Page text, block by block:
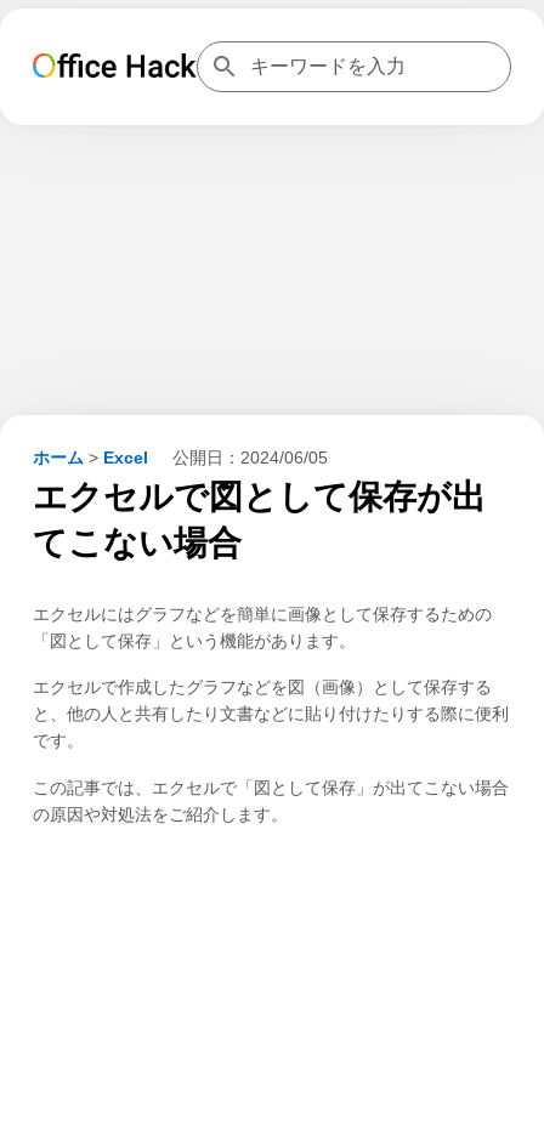
ホーム > Excel 公開日： 2024/06/05
エクセルで図として保存が出
てこない場合
エクセルにはグラフなどを簡単に画像として保存するための
「図として保存」という機能があります。
エクセルで作成したグラフなどを図（画像）として保存する
と、他の人と共有したり文書などに貼り付けたりする際に便利
です。
この記事では、エクセルで「図として保存」が出てこない場合
の原因や対処法をご紹介します。